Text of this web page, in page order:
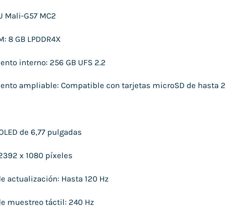
Mali-G57 MC2
8 GB LPDDR4X
interno: 256 GB UFS 2.2
ampliable: Compatible con tarjetas microSD de hasta 2
de 6,77 pulgadas
x 1080 píxeles
actualización: Hasta 120 Hz
muestreo táctil: 240 Hz